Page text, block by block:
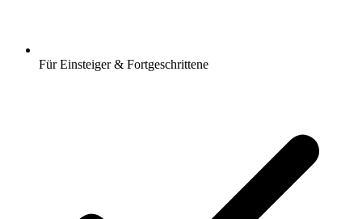
Für Einsteiger & Fortgeschrittene